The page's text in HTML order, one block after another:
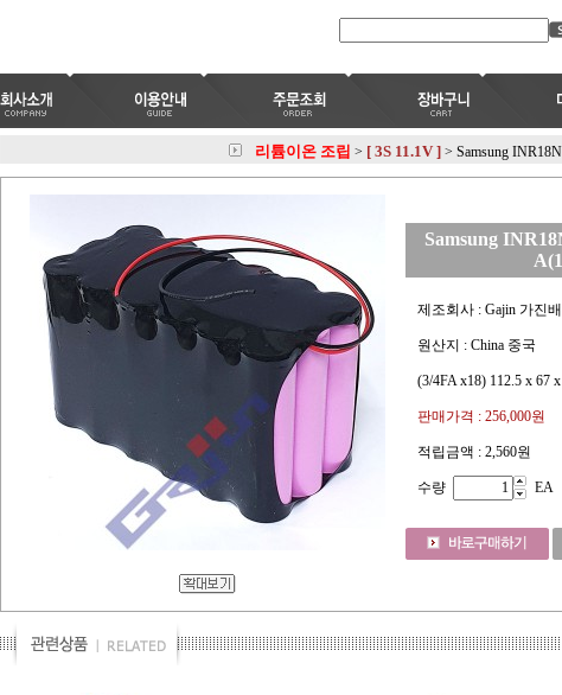
리튬이온 조립 > [ 3S 11.1V ] > Samsung
Samsung
제조회사 : Gajin 가진
원산지 : China 중국
(3/4FA x18) 112.5 x 67
판매가격 : 256,000원
적립금액 : 2,560원
수량 EA